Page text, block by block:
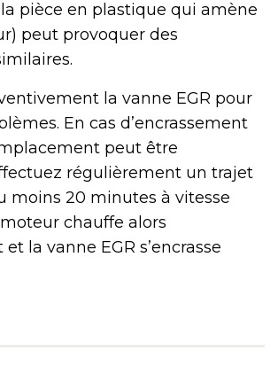
pièce en plastique qui amène
peut provoquer des
la vanne EGR pour
En cas d’encrassement
peut être
régulièrement un trajet
moins 20 minutes à vitesse
chauffe alors
la vanne EGR s’encrasse